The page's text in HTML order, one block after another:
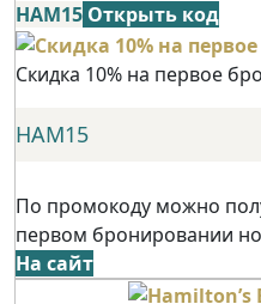
НАМ15 Открыть код
Скидка 10% на первое
НАМ15
По промокоду можно
первом бронировании
На сайт